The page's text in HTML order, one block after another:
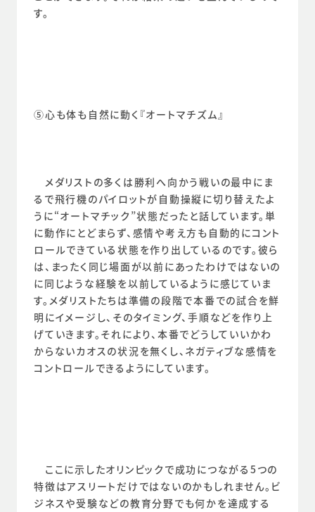
す。
⑤心も体も自然に動く『オートマチズム』
メダリストの多くは勝利へ向かう戦いの最中にま
るで飛行機のパイロットが自動操縦に切り替えたよ
うに“オートマチック”状態だったと話しています。単
に動作にとどまらず、感情や考え方も自動的にコント
ロールできている状態を作り出しているのです。彼ら
は、まったく同じ場面が以前にあったわけではないの
に同じような経験を以前しているように感じていま
す。メダリストたちは準備の段階で本番での試合を鮮
明にイメージし、そのタイミング、手順などを作り上
げていきます。それにより、本番でどうしていいかわ
からないカオスの状況を無くし、ネガティブな感情を
コントロールできるようにしています。
ここに示したオリンピックで成功につながる5つの
特徴はアスリートだけではないのかもしれません。ビ
ジネスや受験などの教育分野でも何かを達成する